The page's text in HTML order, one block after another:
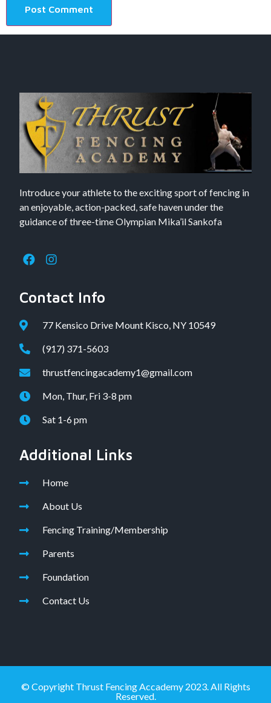
Introduce your athlete to the exciting sport of fencing in
an enjoyable, action-packed, safe haven under the
guidance of three-time Olympian Mika’il Sankofa
Contact Info
77 Kensico Drive Mount Kisco, NY 10549
(917) 371-5603
thrustfencingacademy1@gmail.com
Mon, Thur, Fri 3-8 pm
Sat 1-6 pm
Additional Links
Home
About Us
Fencing Training/Membership
Parents
Foundation
Contact Us
© Copyright Thrust Fencing Accademy 2023. All Rights
Reserved.